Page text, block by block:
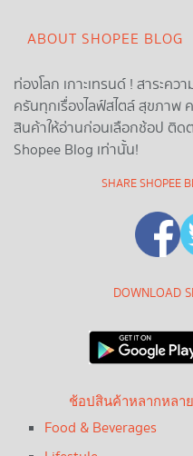
ABOUT SHOPEE BLOG
ท่องโลก เกาะเทรนด์ ! สาระค
ครันทุกเรื่องไลฟ์สไตล์ สุขภาพ
สินค้าให้อ่านก่อนเลือกช้อป ติด
Shopee Blog เท่านั้น!
SHARE SHOPEE
DOWNLOAD
ช้อปสินค้าหลากหลา
Food & Beverages